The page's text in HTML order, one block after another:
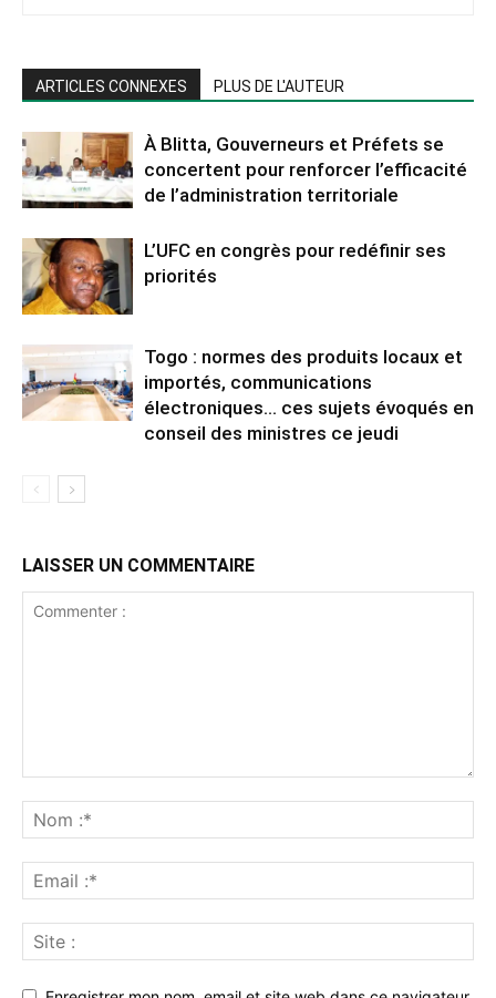
ARTICLES CONNEXES PLUS DE L'AUTEUR
À Blitta, Gouverneurs et Préfets se
concertent pour renforcer l’efficacité
de l’administration territoriale
L’UFC en congrès pour redéfinir ses
priorités
Togo : normes des produits locaux et
importés, communications
électroniques… ces sujets évoqués en
conseil des ministres ce jeudi
LAISSER UN COMMENTAIRE